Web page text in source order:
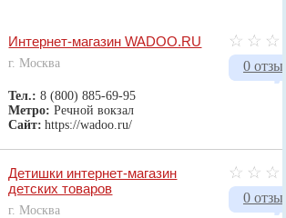
0
Интернет-магазин WADOO.RU
г. Москва
Тел.:8 (800) 885-69-95
Метро:Речной вокзал
Сайт: https://wadoo.ru/
0
Детишки интернет-магазин
детских товаров
г. Москва